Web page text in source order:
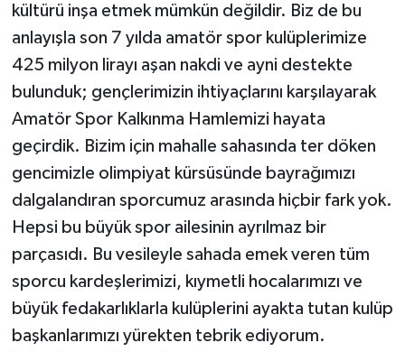
kültürü inşa etmek mümkün değildir. Biz de bu
anlayışla son 7 yılda amatör spor kulüplerimize
425 milyon lirayı aşan nakdi ve ayni destekte
bulunduk; gençlerimizin ihtiyaçlarını karşılayarak
Amatör Spor Kalkınma Hamlemizi hayata
geçirdik. Bizim için mahalle sahasında ter döken
gencimizle olimpiyat kürsüsünde bayrağımızı
dalgalandıran sporcumuz arasında hiçbir fark yok.
Hepsi bu büyük spor ailesinin ayrılmaz bir
parçasıdı. Bu vesileyle sahada emek veren tüm
sporcu kardeşlerimizi, kıymetli hocalarımızı ve
büyük fedakarlıklarla kulüplerini ayakta tutan kulüp
başkanlarımızı yürekten tebrik ediyorum.